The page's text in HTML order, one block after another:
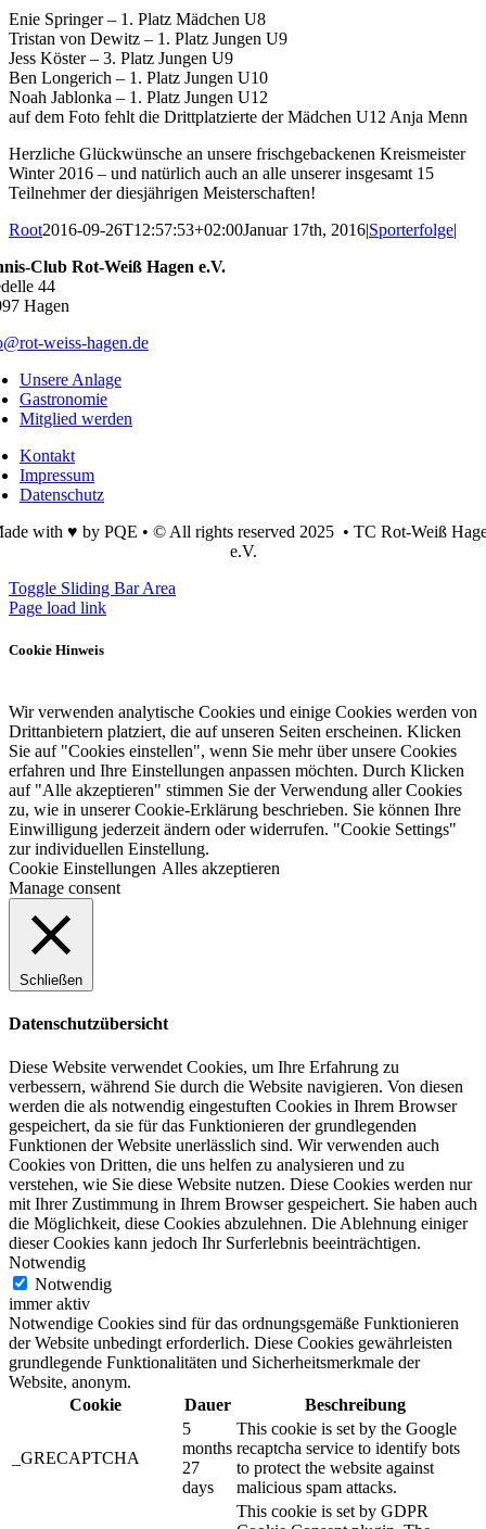
Enie Springer – 1. Platz Mädchen U8
Tristan von Dewitz – 1. Platz Jungen U9
Jess Köster – 3. Platz Jungen U9
Ben Longerich – 1. Platz Jungen U10
Noah Jablonka – 1. Platz Jungen U12
auf dem Foto fehlt die Drittplatzierte der Mädchen U12 Anja Menn
Herzliche Glückwünsche an unsere frischgebackenen Kreismeister
Winter 2016 – und natürlich auch an alle unserer insgesamt 15
Teilnehmer der diesjährigen Meisterschaften!
Root2016-09-26T12:57:53+02:00Januar 17th, 2016|Sporterfolge|
Club Rot-Weiß Hagen e.V.
44
Hagen
weiss-hagen.de
Unsere Anlage
Gastronomie
Mitglied werden
Kontakt
Impressum
Datenschutz
with ♥ by PQE • © All rights reserved 2025 • TC Rot-Weiß
e.V.
Toggle Sliding Bar Area
Page load link
Cookie Hinweis
Wir verwenden analytische Cookies und einige Cookies werden von
Drittanbietern platziert, die auf unseren Seiten erscheinen. Klicken
Sie auf "Cookies einstellen", wenn Sie mehr über unsere Cookies
erfahren und Ihre Einstellungen anpassen möchten. Durch Klicken
auf "Alle akzeptieren" stimmen Sie der Verwendung aller Cookies
zu, wie in unserer Cookie-Erklärung beschrieben. Sie können Ihre
Einwilligung jederzeit ändern oder widerrufen. "Cookie Settings"
zur individuellen Einstellung.
Cookie Einstellungen Alles akzeptieren
Manage consent
Schließen
Datenschutzübersicht
Diese Website verwendet Cookies, um Ihre Erfahrung zu
verbessern, während Sie durch die Website navigieren. Von diesen
werden die als notwendig eingestuften Cookies in Ihrem Browser
gespeichert, da sie für das Funktionieren der grundlegenden
Funktionen der Website unerlässlich sind. Wir verwenden auch
Cookies von Dritten, die uns helfen zu analysieren und zu
verstehen, wie Sie diese Website nutzen. Diese Cookies werden nur
mit Ihrer Zustimmung in Ihrem Browser gespeichert. Sie haben auch
die Möglichkeit, diese Cookies abzulehnen. Die Ablehnung einiger
dieser Cookies kann jedoch Ihr Surferlebnis beeinträchtigen.
Notwendig
Notwendig
immer aktiv
Notwendige Cookies sind für das ordnungsgemäße Funktionieren
der Website unbedingt erforderlich. Diese Cookies gewährleisten
grundlegende Funktionalitäten und Sicherheitsmerkmale der
Website, anonym.
Cookie
Dauer Beschreibung
_GRECAPTCHA
5
months
27
days
This cookie is set by the Google
recaptcha service to identify bots
to protect the website against
malicious spam attacks.
This cookie is set by GDPR